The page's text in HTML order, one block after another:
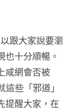
跟大家說要瀏
也十分順暢。
咸網會否被
些「邪道」
提醒大家，在